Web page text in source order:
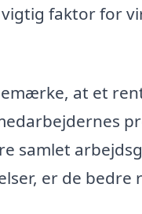
faktor for
at et
samlet
er de bedre